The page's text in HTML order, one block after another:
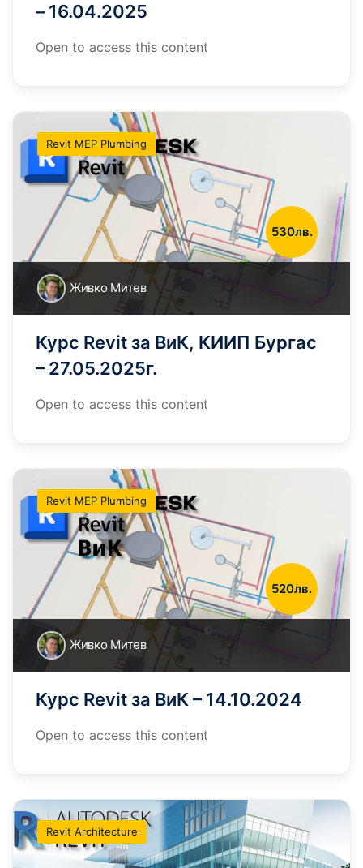
– 16.04.2025
Open to access this content
Revit MEP Plumbing
530лв.
Живко Митев
Курс Revit за ВиК, КИИП Бургас
– 27.05.2025г.
Open to access this content
Revit MEP Plumbing
520лв.
Живко Митев
Курс Revit за ВиК – 14.10.2024
Open to access this content
Revit Architecture